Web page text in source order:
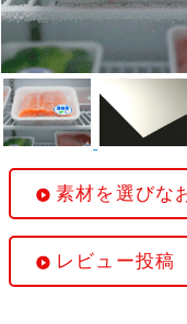
素材を選びな
レビュー投稿